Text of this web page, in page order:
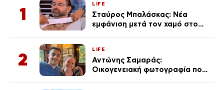
1
LIFE
Σταύρος Μπαλάσκας: Νέα
εμφάνιση μετά τον χαμό στο
2
LIFE
Αντώνης Σαμαράς:
Οικογενειακή φωτογραφία που